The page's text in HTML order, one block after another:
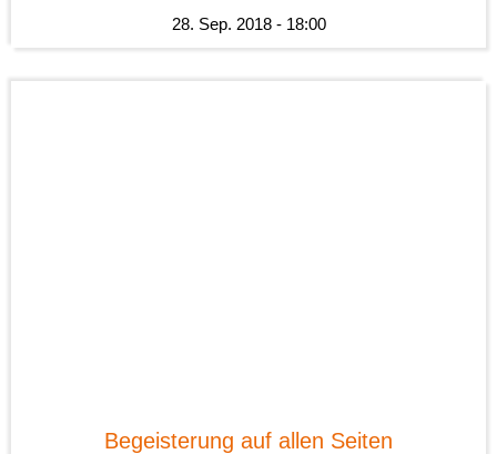
28. Sep. 2018 - 18:00
Begeisterung auf allen Seiten